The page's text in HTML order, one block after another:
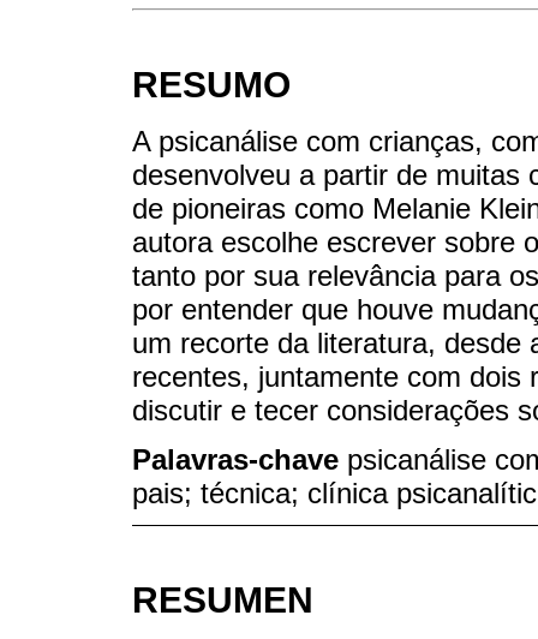
RESUMO
A psicanálise com crianças,
desenvolveu a partir de muitas
de pioneiras como Melanie
autora escolhe escrever sobre
tanto por sua relevância para
por entender que houve
um recorte da literatura, desde
recentes, juntamente com dois
discutir e tecer considerações
Palavras-chave psicanálise
pais; técnica; clínica
RESUMEN